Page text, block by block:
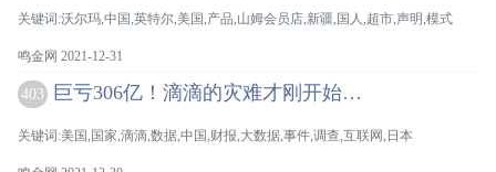
关键词:沃尔玛,中国,英特尔,美国,产品,山姆会员店,新疆,国人,超市,声明,模式
鸣金网 2021-12-31
403 巨亏306亿！滴滴的灾难才刚开始…
关键词:美国,国家,滴滴,数据,中国,财报,大数据,事件,调查,互联网,日本